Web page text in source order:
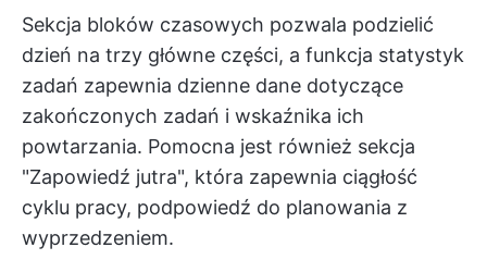
Sekcja bloków czasowych pozwala podzielić
dzień na trzy główne części, a funkcja statystyk
zadań zapewnia dzienne dane dotyczące
zakończonych zadań i wskaźnika ich
powtarzania. Pomocna jest również sekcja
"Zapowiedź jutra", która zapewnia ciągłość
cyklu pracy, podpowiedź do planowania z
wyprzedzeniem.